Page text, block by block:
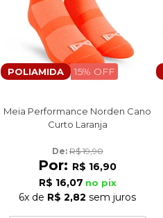
POLIAMIDA 15% OFF
Meia Performance Norden Cano
Curto Laranja
De: R$ 19,90
Por: R$ 16,90
R$ 16,07 no pix
6x de R$ 2,82 sem juros